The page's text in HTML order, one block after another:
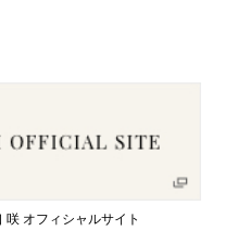
咲 オフィシャルサイト